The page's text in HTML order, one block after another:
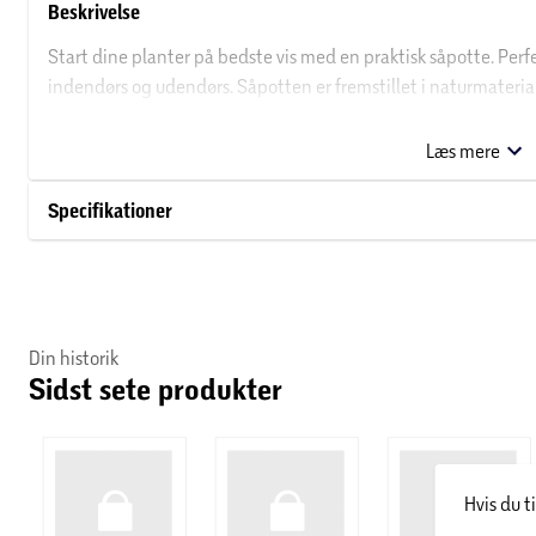
Beskrivelse
Start dine planter på bedste vis med en praktisk såpotte.
indendørs og udendørs. Såpotten er fremstillet i
Læs mere
Specifikationer
Din historik
Sidst sete produkter
Hvis du